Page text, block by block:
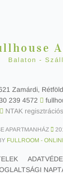
Balaton -
Zamárdi,
239 4572
NTAK
APARTMANHÁZ
FULLROOM -